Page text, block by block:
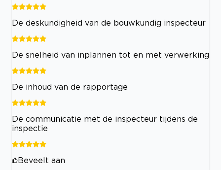
De deskundigheid van de bouwkundig inspecteur
De snelheid van inplannen tot en met verwerking
De inhoud van de rapportage
De communicatie met de inspecteur tijdens de
inspectie
Beveelt aan